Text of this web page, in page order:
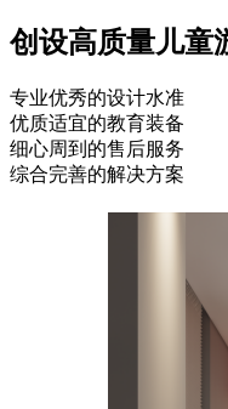
创设高质量儿童
专业优秀的设计水准
优质适宜的教育装备
细心周到的售后服务
综合完善的解决方案